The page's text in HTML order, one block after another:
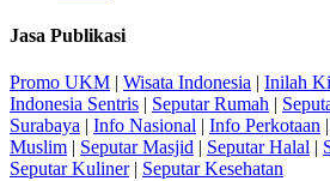
Jasa Publikasi
Promo UKM | Wisata Indonesia | Inilah
Indonesia Sentris | Seputar Rumah |
Surabaya | Info Nasional | Info Perkotaan |
Muslim | Seputar Masjid | Seputar Halal |
Seputar Kuliner| Seputar Kesehatan